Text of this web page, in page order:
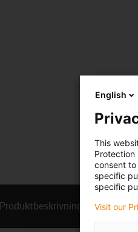
Produktbeskrivning Tekniska
English
This
Protection
consent
specific
specific
Visit our